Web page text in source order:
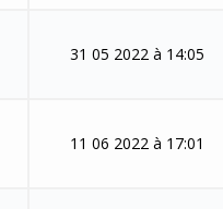
31 05 2022 à 14:05
11 06 2022 à 17:01